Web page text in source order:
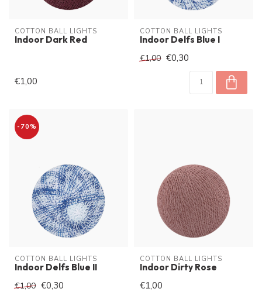
COTTON BALL LIGHTS
Indoor Dark Red
€1,00
COTTON BALL LIGHTS
Indoor Delfs Blue I
€1,00 €0,30
-70%
COTTON BALL LIGHTS
Indoor Delfs Blue II
€1,00 €0,30
COTTON BALL LIGHTS
Indoor Dirty Rose
€1,00